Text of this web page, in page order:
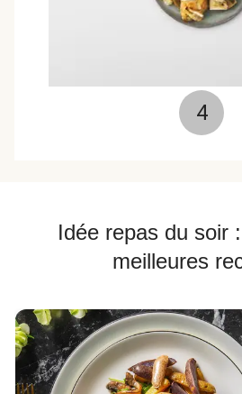
4
Idée repas du soir
meilleures